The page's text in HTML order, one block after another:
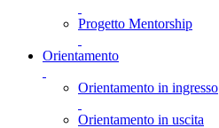
Progetto Mentorship
Orientamento
Orientamento in ingresso
Orientamento in uscita